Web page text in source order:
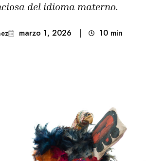
del idioma materno.
marzo 1, 2026 | 10 min